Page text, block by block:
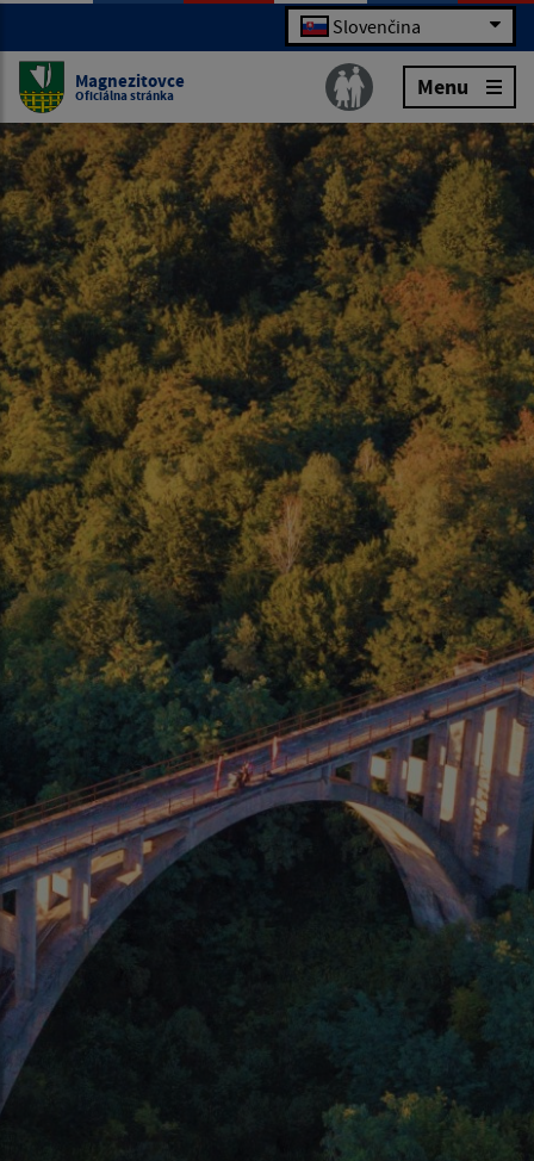
Slovenčina
Magnezitovce
Oficiálna stránka Menu